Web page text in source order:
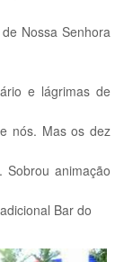
Nossa Senhora
e lágrimas de
nós. Mas os dez
animação
Bar do